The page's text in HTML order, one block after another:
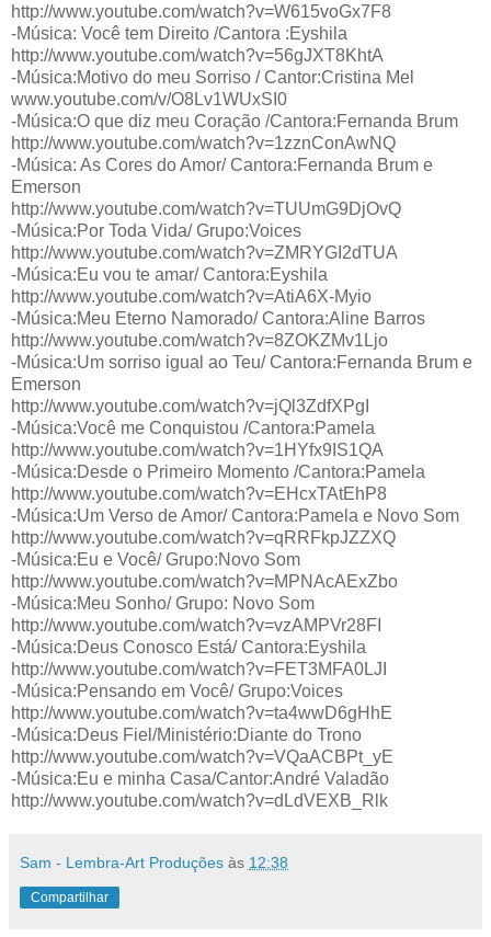
http://www.youtube.com/watch?v=W615voGx7F8
-Música: Você tem Direito /Cantora :Eyshila
http://www.youtube.com/watch?v=56gJXT8KhtA
-Música:Motivo do meu Sorriso / Cantor:Cristina Mel
www.youtube.com/v/O8Lv1WUxSI0
-Música:O que diz meu Coração /Cantora:Fernanda Brum
http://www.youtube.com/watch?v=1zznConAwNQ
-Música: As Cores do Amor/ Cantora:Fernanda Brum e
Emerson
http://www.youtube.com/watch?v=TUUmG9DjOvQ
-Música:Por Toda Vida/ Grupo:Voices
http://www.youtube.com/watch?v=ZMRYGI2dTUA
-Música:Eu vou te amar/ Cantora:Eyshila
http://www.youtube.com/watch?v=AtiA6X-Myio
-Música:Meu Eterno Namorado/ Cantora:Aline Barros
http://www.youtube.com/watch?v=8ZOKZMv1Ljo
-Música:Um sorriso igual ao Teu/ Cantora:Fernanda Brum e
Emerson
http://www.youtube.com/watch?v=jQl3ZdfXPgI
-Música:Você me Conquistou /Cantora:Pamela
http://www.youtube.com/watch?v=1HYfx9IS1QA
-Música:Desde o Primeiro Momento /Cantora:Pamela
http://www.youtube.com/watch?v=EHcxTAtEhP8
-Música:Um Verso de Amor/ Cantora:Pamela e Novo Som
http://www.youtube.com/watch?v=qRRFkpJZZXQ
-Música:Eu e Você/ Grupo:Novo Som
http://www.youtube.com/watch?v=MPNAcAExZbo
-Música:Meu Sonho/ Grupo: Novo Som
http://www.youtube.com/watch?v=vzAMPVr28FI
-Música:Deus Conosco Está/ Cantora:Eyshila
http://www.youtube.com/watch?v=FET3MFA0LJI
-Música:Pensando em Você/ Grupo:Voices
http://www.youtube.com/watch?v=ta4wwD6gHhE
-Música:Deus Fiel/Ministério:Diante do Trono
http://www.youtube.com/watch?v=VQaACBPt_yE
-Música:Eu e minha Casa/Cantor:André Valadão
http://www.youtube.com/watch?v=dLdVEXB_Rlk
Sam - Lembra-Art Produções às 12:38
Compartilhar